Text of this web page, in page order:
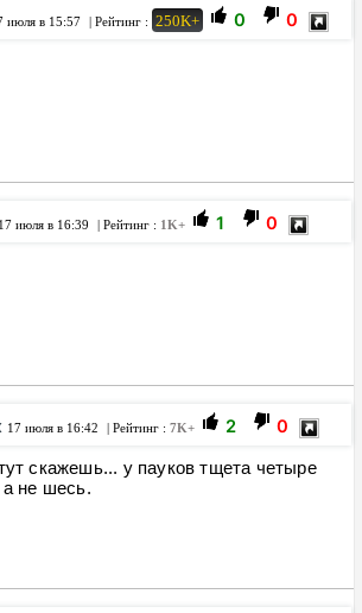
июля в 15:57 | Рейтинг : 250K+ 0 0
17 июля в 16:39 | Рейтинг : 1K+ 1 0
17 июля в 16:42 | Рейтинг : 7K+ 2 0
скажешь... у пауков тщета четыре
а не шесь.